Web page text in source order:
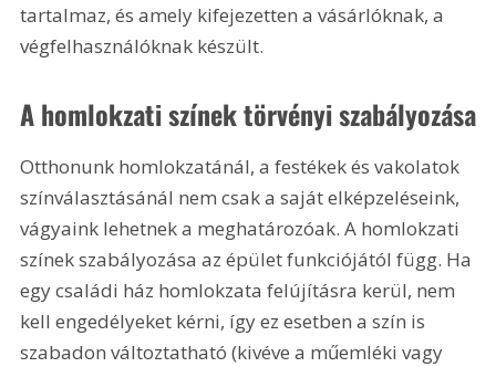
tartalmaz, és amely kifejezetten a vásárlóknak, a
végfelhasználóknak készült.
A homlokzati színek törvényi szabályozása
Otthonunk homlokzatánál, a festékek és vakolatok
színválasztásánál nem csak a saját elképzeléseink,
vágyaink lehetnek a meghatározóak. A homlokzati
színek szabályozása az épület funkciójától függ. Ha
egy családi ház homlokzata felújításra kerül, nem
kell engedélyeket kérni, így ez esetben a szín is
szabadon változtatható (kivéve a műemléki vagy